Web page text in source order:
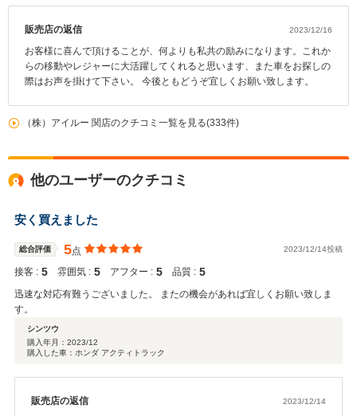
販売店の返信 2023/12/16
お客様に喜んで頂けることが、何よりも私共の励みになります。これか
らの移動やレジャーに大活躍してくれると思います、また車をお探しの
際はお声を掛けて下さい。 今後ともどうぞ宜しくお願い致します。
（株）アイルー 関店のクチコミ一覧を見る(333件)
他のユーザーのクチコミ
安く買えました
総合評価 5点 2023/12/14投稿
接客 : 5 雰囲気 : 5 アフター : 5 品質 : 5
迅速な対応有難うございました。 またの機会があれば宜しくお願い致しま
す。
シンツウ
購入年月： 2023/12
購入した車：ホンダ アクティトラック
販売店の返信 2023/12/14